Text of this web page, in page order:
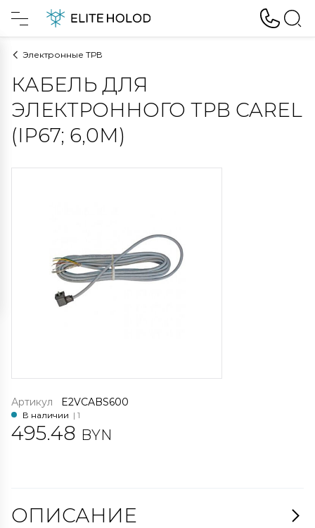
Электронные ТРВ
КАБЕЛЬ ДЛЯ
ЭЛЕКТРОННОГО ТРВ CAREL
(IP67; 6,0М)
Артикул E2VCABS600
В наличии | 1
495.48 BYN
ОПИСАНИЕ